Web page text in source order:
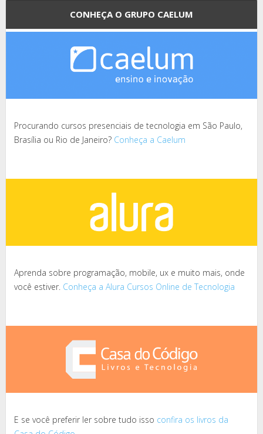
CONHEÇA O GRUPO CAELUM
Procurando cursos presenciais de tecnologia em São Paulo,
Brasília ou Rio de Janeiro? Conheça a Caelum
Aprenda sobre programação, mobile, ux e muito mais, onde
você estiver. Conheça a Alura Cursos Online de Tecnologia
E se você preferir ler sobre tudo isso confira os livros da